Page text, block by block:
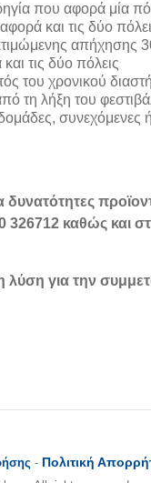
που αφορά μία
και τις δύο
απήχησης
τις δύο πόλεις
του χρονικού
τη λήξη του
συνεχόμενες
δυνατότητες
326712 καθώς και
λύση για την
- Πολιτική